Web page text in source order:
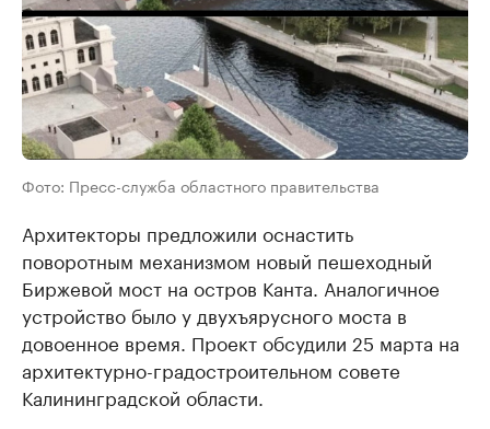
Фото: Пресс-служба областного правительства
Архитекторы предложили оснастить
поворотным механизмом новый пешеходный
Биржевой мост на остров Канта. Аналогичное
устройство было у двухъярусного моста в
довоенное время. Проект обсудили 25 марта на
архитектурно-градостроительном совете
Калининградской области.